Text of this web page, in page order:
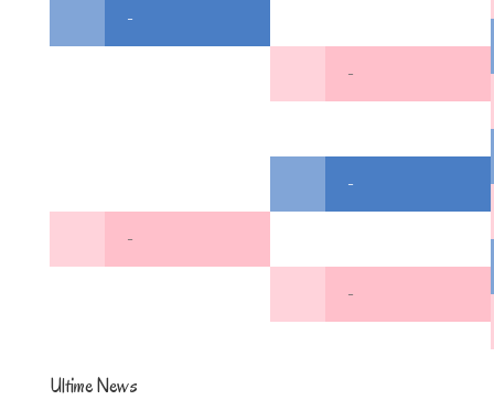
-
-
-
-
-
Ultime News